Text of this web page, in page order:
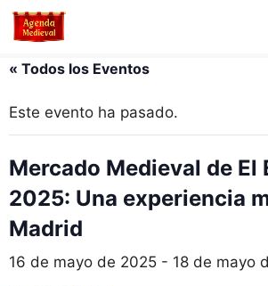
Saltar
« Todos los Eventos
Este evento ha pasado.
Mercado Medieval de El
2025: Una experiencia
Madrid
16 de mayo de 2025 - 18 de mayo